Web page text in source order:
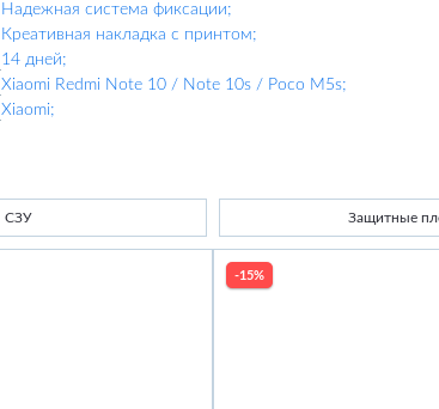
Надежная система фиксации;
Креативная накладка с принтом;
14 дней;
Xiaomi Redmi Note 10 / Note 10s / Poco M5s;
Xiaomi;
СЗУ Защитные
-15%